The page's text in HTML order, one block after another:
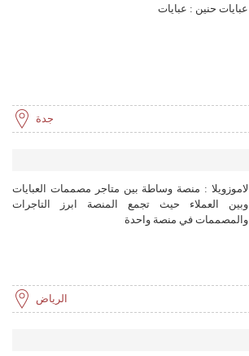
عبايات حنين : عبايات
جدة
لاموزويلا : منصة وساطة بين متاجر مصممات العبايات
وبين العملاء حيث تجمع المنصة ابرز التاجرات
والمصممات في منصة واحدة
الرياض